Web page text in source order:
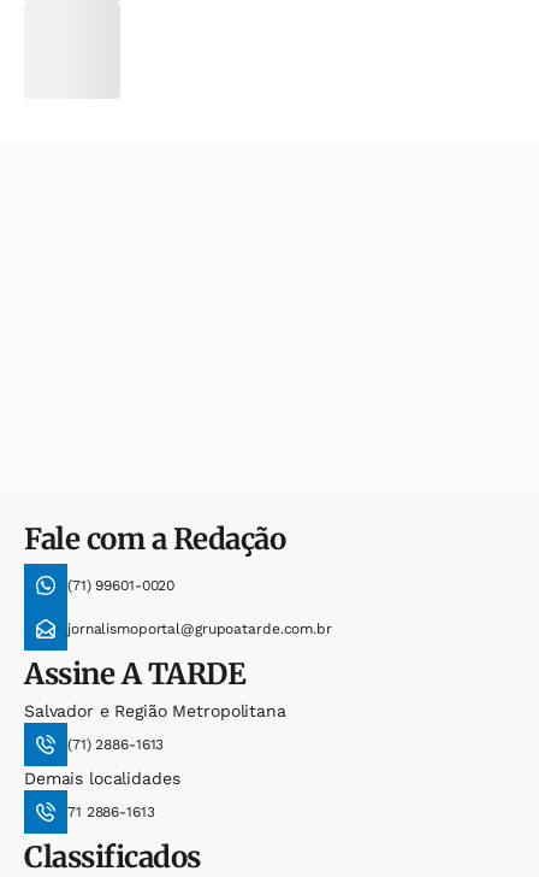
Fale com a Redação
(71) 99601-0020
jornalismoportal@grupoatarde.com.br
AssineA TARDE
Salvador e Região Metropolitana
(71) 2886-1613
Demais localidades
71 2886-1613
Classificados